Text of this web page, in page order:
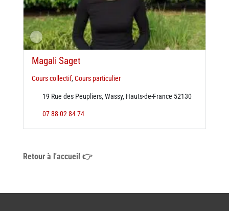
Magali Saget
Cours collectif, Cours particulier
19 Rue des Peupliers, Wassy, Hauts-de-France 52130
07 88 02 84 74
Retour à l'accueil 👉